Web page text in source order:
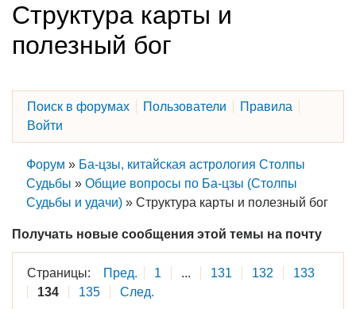
Структура карты и
полезный бог
Поиск в форумах Пользователи
Правила
Войти
Форум » Ба-цзы, китайская астрология Столпы
Судьбы » Общие вопросы по Ба-цзы (Столпы
Судьбы и удачи) » Структура карты и полезный бог
Получать новые сообщения этой темы на почту
Страницы: Пред. 1 ... 131 132
133
134
135 След.